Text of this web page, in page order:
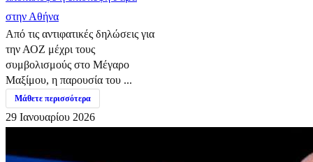
στην Αθήνα
Από τις αντιφατικές δηλώσεις για
την ΑΟΖ μέχρι τους
συμβολισμούς στο Μέγαρο
Μαξίμου, η παρουσία του ...
Μάθετε περισσότερα
29 Ιανουαρίου 2026